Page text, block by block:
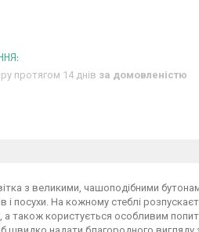
протягом 14 днів за домовленістю
з великими, чашоподібними
посухи. На кожному стеблі
також користується особливим